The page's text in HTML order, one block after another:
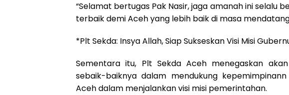
“Selamat bertugas Pak Nasir, jaga amanah ini selalu
terbaik demi Aceh yang lebih baik di masa
*Plt Sekda: Insya Allah, Siap Sukseskan Visi Misi
Sementara itu, Plt Sekda Aceh menegaskan
sebaik-baiknya dalam mendukung
Aceh dalam menjalankan visi misi pemerintahan.